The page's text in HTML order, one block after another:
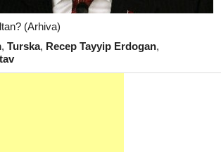
(Arhiva)
, Turska, Recep Tayyip Erdogan,